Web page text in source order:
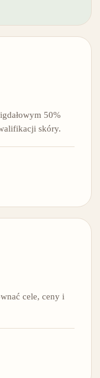
50%
skóry.
cele, ceny i